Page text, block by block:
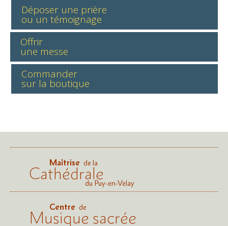
Déposer une prière
ou un témoignage
Offrir
une messe
Commander
sur la boutique
Maîtrise de la
Cathédraledu Puy-en-Velay
Centre de
Musique sacrée